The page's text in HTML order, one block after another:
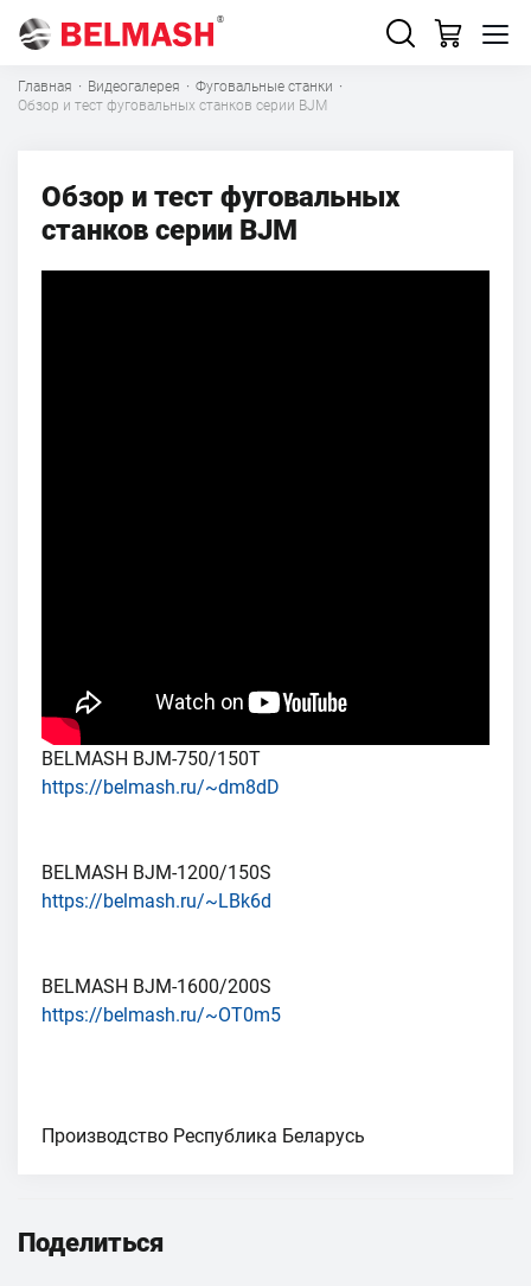
Главная · Видеогалерея · Фуговальные станки ·
Обзор и тест фуговальных станков серии BJM
Обзор и тест фуговальных
станков серии BJM
BELMASH BJM-750/150T
https://belmash.ru/~dm8dD
BELMASH BJM-1200/150S
https://belmash.ru/~LBk6d
BELMASH BJM-1600/200S
https://belmash.ru/~OT0m5
Производство Республика Беларусь
Поделиться